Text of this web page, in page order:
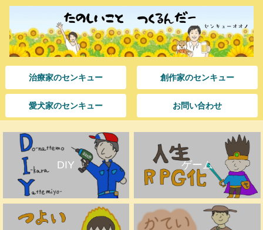
治療家のセンキュー 創作家のセンキュー
愛犬家のセンキュー お問い合わせ
DIY ゲーム